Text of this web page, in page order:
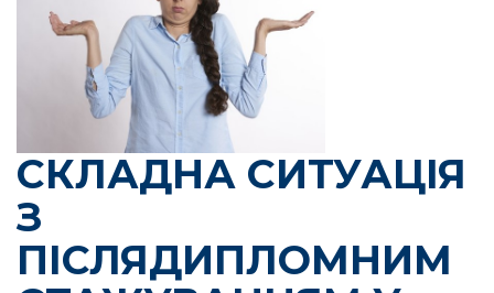
СКЛАДНА СИТУАЦІЯ
З
ПІСЛЯДИПЛОМНИМ